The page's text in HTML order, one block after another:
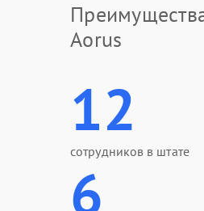
Aorus
12
сотрудников в штате
6